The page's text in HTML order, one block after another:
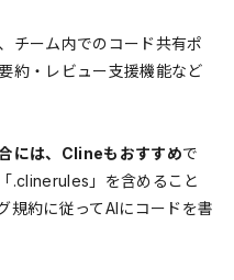
チーム内でのコード共有ポ
約・レビュー支援機能など
には、Clineもおすすめで
.clinerules」を含めること
規約に従ってAIにコードを書